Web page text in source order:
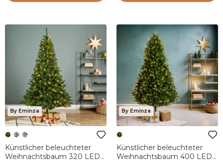
By Eminza
Künstlicher beleuchteter
Weihnachtsbaum 320 LED
By Eminza
Künstlicher beleuchteter
Weihnachtsbaum 400 LED